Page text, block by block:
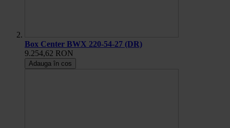
Box Center BWX 220-54-27 (DR)
9.254,62 RON
Adauga în cos